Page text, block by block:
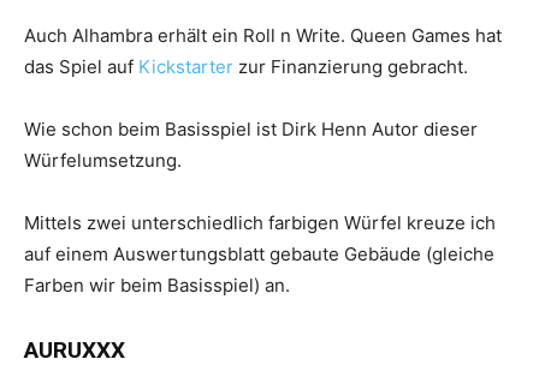
Auch Alhambra erhält ein Roll n Write. Queen Games hat
das Spiel auf Kickstarter zur Finanzierung gebracht.
Wie schon beim Basisspiel ist Dirk Henn Autor dieser
Würfelumsetzung.
Mittels zwei unterschiedlich farbigen Würfel kreuze ich
auf einem Auswertungsblatt gebaute Gebäude (gleiche
Farben wir beim Basisspiel) an.
AURUXXX